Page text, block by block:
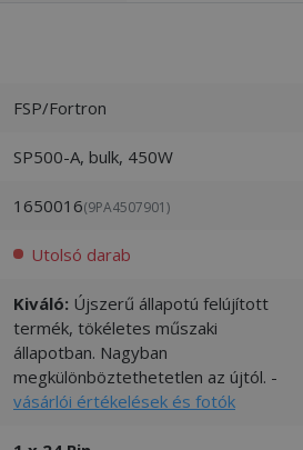
FSP/Fortron
SP500-A, bulk, 450W
1650016(9PA4507901)
Utolsó darab
Kiváló: Újszerű állapotú felújított
termék, tökéletes műszaki
állapotban. Nagyban
megkülönböztethetetlen az újtól. -
vásárlói értékelések és fotók